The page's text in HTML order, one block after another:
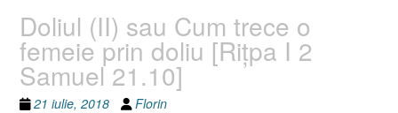
Doliul (II) sau Cum trece o
femeie prin doliu [Riţpa I 2
Samuel 21.10]
21 iulie, 2018 Florin